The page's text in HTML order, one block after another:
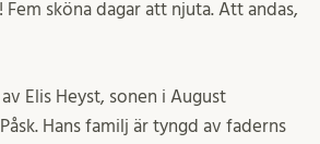
sköna dagar att njuta. Att andas,
Elis Heyst, sonen i August
Hans familj är tyngd av faderns